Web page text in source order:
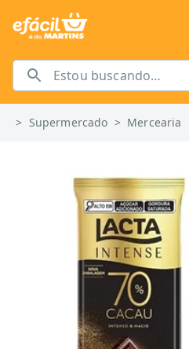
> Supermercado > Mercearia